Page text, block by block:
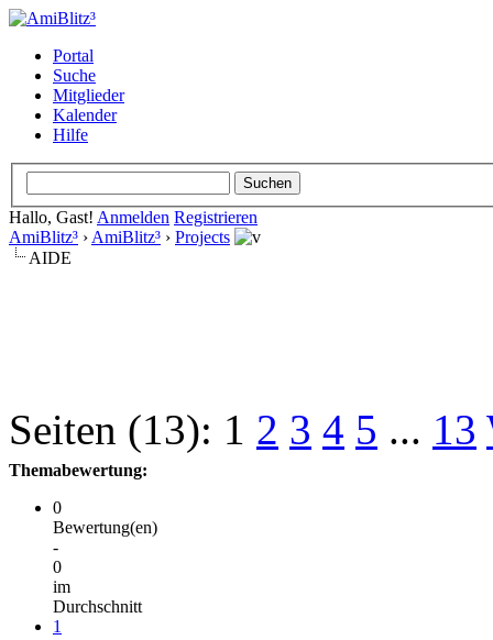
Portal
Suche
Mitglieder
Kalender
Hilfe
Hallo, Gast! Anmelden Registrieren
AmiBlitz³ › AmiBlitz³ › Projects
AIDE
Seiten (13): 1 2 3 4 5 ... 13
Themabewertung:
0
Bewertung(en)
-
0
im
Durchschnitt
1